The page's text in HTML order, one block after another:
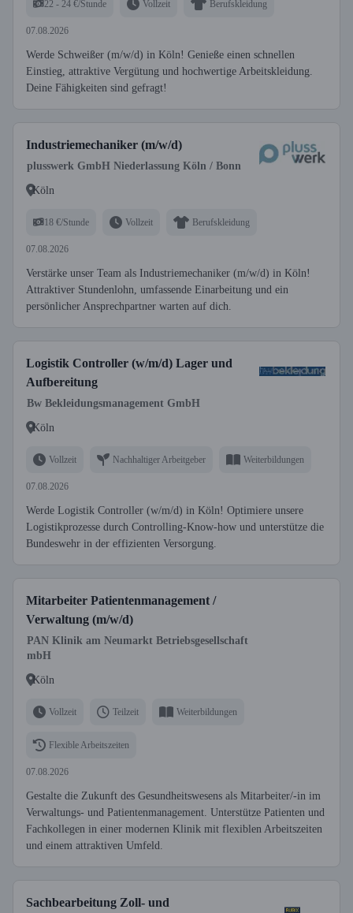
22 - 24 €/Stunde Vollzeit Berufskleidung
07.08.2026
Werde Schweißer (m/w/d) in Köln! Genieße einen schnellen
Einstieg, attraktive Vergütung und hochwertige Arbeitskleidung.
Deine Fähigkeiten sind gefragt!
Industriemechaniker (m/w/d)
plusswerk GmbH Niederlassung Köln / Bonn
Köln
18 €/Stunde Vollzeit Berufskleidung
07.08.2026
Verstärke unser Team als Industriemechaniker (m/w/d) in Köln!
Attraktiver Stundenlohn, umfassende Einarbeitung und ein
persönlicher Ansprechpartner warten auf dich.
Logistik Controller (w/m/d) Lager und
Aufbereitung
Bw Bekleidungsmanagement GmbH
Köln
Vollzeit Nachhaltiger Arbeitgeber Weiterbildungen
07.08.2026
Werde Logistik Controller (w/m/d) in Köln! Optimiere unsere
Logistikprozesse durch Controlling-Know-how und unterstütze die
Bundeswehr in der effizienten Versorgung.
Mitarbeiter Patientenmanagement /
Verwaltung (m/w/d)
PAN Klinik am Neumarkt Betriebsgesellschaft
mbH
Köln
Vollzeit Teilzeit Weiterbildungen
Flexible Arbeitszeiten
07.08.2026
Gestalte die Zukunft des Gesundheitswesens als Mitarbeiter/-in im
Verwaltungs- und Patientenmanagement. Unterstütze Patienten und
Fachkollegen in einer modernen Klinik mit flexiblen Arbeitszeiten
und einem attraktiven Umfeld.
Sachbearbeitung Zoll- und